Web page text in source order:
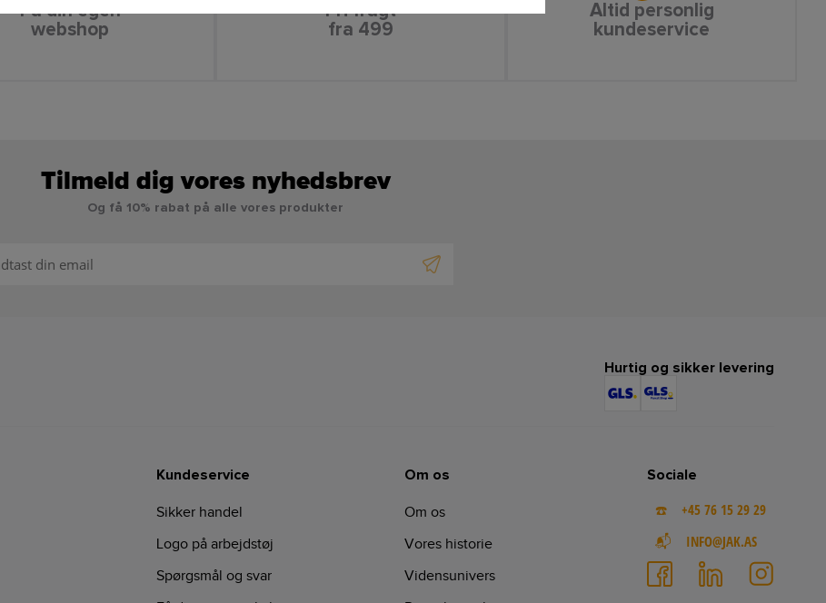
Få din egen
webshop
Fri fragt
fra 499
Altid personlig
kundeservice
Tilmeld dig vores nyhedsbrev
Og få 10% rabat på alle vores produkter
Hurtig og sikker levering
Kundeservice
Sikker handel
Logo på arbejdstøj
Spørgsmål og svar
Om os
Om os
Vores historie
Vidensunivers
Sociale
☎️ +45 76 15 29 29
📬 INFO@JAK.AS